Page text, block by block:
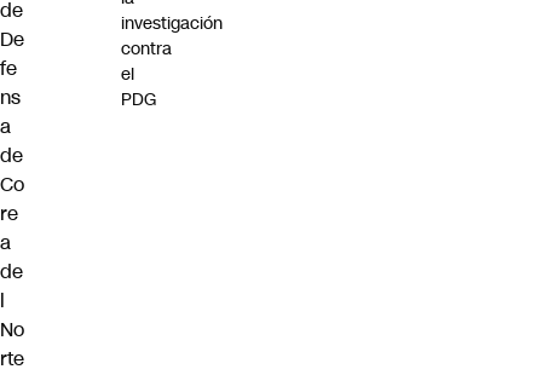
de
De
fe
ns
a
de
Co
re
a
de
l
No
rte
investigación
contra
el
PDG